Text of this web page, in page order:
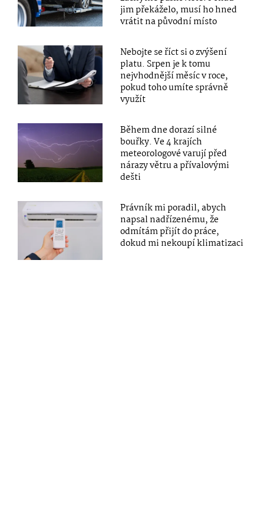
jim překáželo, musí ho hned
vrátit na původní místo
Nebojte se říct si o zvýšení
platu. Srpen je k tomu
nejvhodnější měsíc v roce,
pokud toho umíte správně
využít
Během dne dorazí silné
bouřky. Ve 4 krajích
meteorologové varují před
nárazy větru a přívalovými
dešti
Právník mi poradil, abych
napsal nadřízenému, že
odmítám přijít do práce,
dokud mi nekoupí klimatizaci